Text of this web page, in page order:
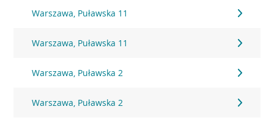
Warszawa, Puławska 11
Warszawa, Puławska 11
Warszawa, Puławska 2
Warszawa, Puławska 2